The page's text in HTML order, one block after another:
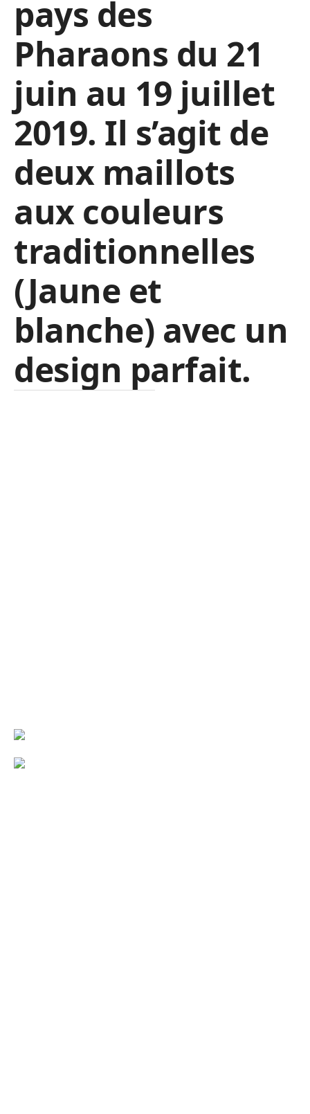
pays des
Pharaons du 21
juin au 19 juillet
2019. Il s’agit de
deux maillots
aux couleurs
traditionnelles
(Jaune et
blanche) avec un
design parfait.